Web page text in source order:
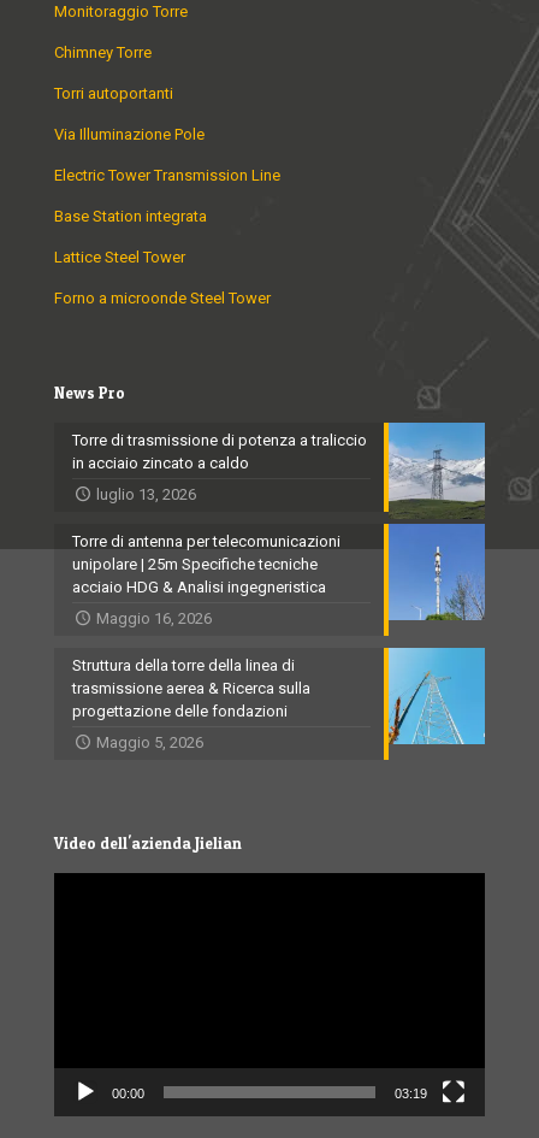
Monitoraggio Torre
Chimney Torre
Torri autoportanti
Via Illuminazione Pole
Electric Tower Transmission Line
Base Station integrata
Lattice Steel Tower
Forno a microonde Steel Tower
News Pro
Torre di trasmissione di potenza a traliccio
in acciaio zincato a caldo
luglio 13, 2026
Torre di antenna per telecomunicazioni
unipolare | 25m Specifiche tecniche
acciaio HDG & Analisi ingegneristica
Maggio 16, 2026
Struttura della torre della linea di
trasmissione aerea & Ricerca sulla
progettazione delle fondazioni
Maggio 5, 2026
Video dell'azienda Jielian
00:00 03:19